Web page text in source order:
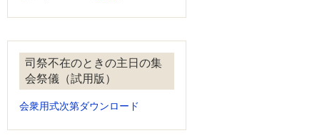
司祭不在のときの主日の集
会祭儀（試用版）
会衆用式次第ダウンロード